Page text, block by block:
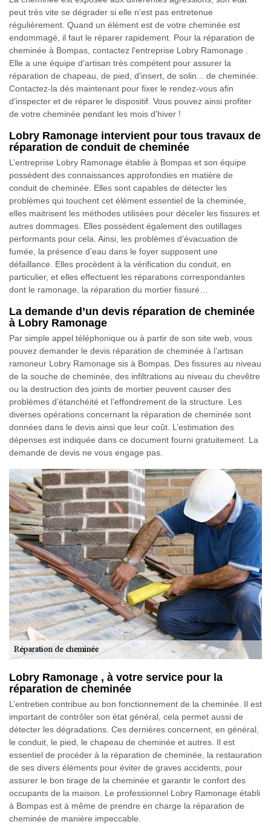
peut très vite se dégrader si elle n'est pas entretenue
régulièrement. Quand un élément est de votre cheminée est
endommagé, il faut le réparer rapidement. Pour la réparation de
cheminée à Bompas, contactez l'entreprise Lobry Ramonage .
Elle a une équipe d'artisan très compétent pour assurer la
réparation de chapeau, de pied, d'insert, de solin... de cheminée.
Contactez-la dès maintenant pour fixer le rendez-vous afin
d'inspecter et de réparer le dispositif. Vous pouvez ainsi profiter
de votre cheminée pendant les mois d'hiver !
Lobry Ramonage intervient pour tous travaux de
réparation de conduit de cheminée
L’entreprise Lobry Ramonage établie à Bompas et son équipe
possèdent des connaissances approfondies en matière de
conduit de cheminée. Elles sont capables de détecter les
problèmes qui touchent cet élément essentiel de la cheminée,
elles maitrisent les méthodes utilisées pour déceler les fissures et
autres dommages. Elles possèdent également des outillages
performants pour cela. Ainsi, les problèmes d’évacuation de
fumée, la présence d’eau dans le foyer supposent une
défaillance. Elles procèdent à la vérification du conduit, en
particulier, et elles effectuent les réparations correspondantes
dont le ramonage, la réparation du mortier fissuré…
La demande d’un devis réparation de cheminée
à Lobry Ramonage
Par simple appel téléphonique ou à partir de son site web, vous
pouvez demander le devis réparation de cheminée à l’artisan
ramoneur Lobry Ramonage sis à Bompas. Des fissures au niveau
de la souche de cheminée, des infiltrations au niveau du chevêtre
ou la destruction des joints de mortier peuvent causer des
problèmes d’étanchéité et l’effondrement de la structure. Les
diverses opérations concernant la réparation de cheminée sont
données dans le devis ainsi que leur coût. L’estimation des
dépenses est indiquée dans ce document fourni gratuitement. La
demande de devis ne vous engage pas.
Lobry Ramonage , à votre service pour la
réparation de cheminée
L’entretien contribue au bon fonctionnement de la cheminée. Il est
important de contrôler son état général, cela permet aussi de
détecter les dégradations. Ces dernières concernent, en général,
le conduit, le pied, le chapeau de cheminée et autres. Il est
essentiel de procéder à la réparation de cheminée, la restauration
de ses divers éléments pour éviter de graves accidents, pour
assurer le bon tirage de la cheminée et garantir le confort des
occupants de la maison. Le professionnel Lobry Ramonage établi
à Bompas est à même de prendre en charge la réparation de
cheminée de manière impeccable.